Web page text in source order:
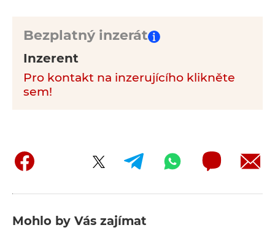
Bezplatný inzerát
Inzerent
Pro kontakt na inzerujícího klikněte
sem!
Mohlo by Vás zajímat